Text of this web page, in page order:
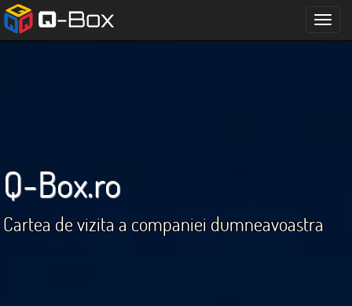
Q-Box.ro
Cartea de vizita a companiei dumneavoastra